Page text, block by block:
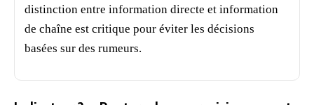
distinction entre information directe et information
de chaîne est critique pour éviter les décisions
basées sur des rumeurs.